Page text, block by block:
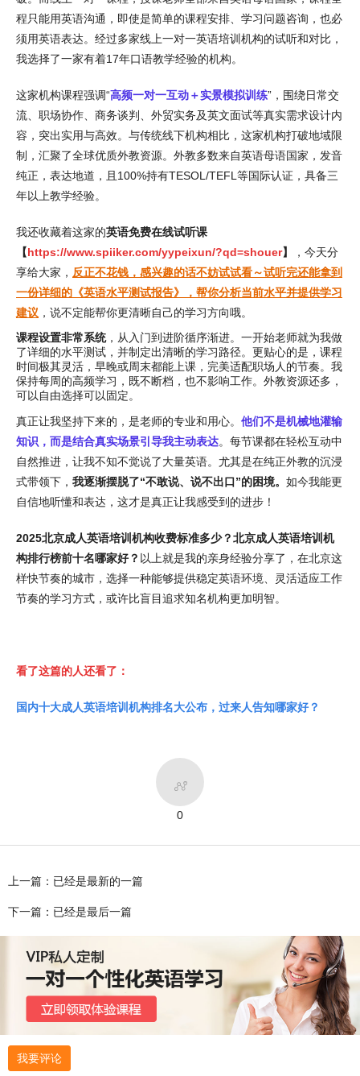
程只能用英语沟通，即使是简单的课程安排、学习问题咨询，也必
须用英语表达。经过多家线上一对一英语培训机构的试听和对比，
我选择了一家有着17年口语教学经验的机构。
这家机构课程强调“高频一对一互动＋实景模拟训练”，围绕日常交
流、职场协作、商务谈判、外贸实务及英文面试等真实需求设计内
容，突出实用与高效。与传统线下机构相比，这家机构打破地域限
制，汇聚了全球优质外教资源。外教多数来自英语母语国家，发音
纯正，表达地道，且100%持有TESOL/TEFL等国际认证，具备三
年以上教学经验。
我还收藏着这家的英语免费在线试听课
【https://www.spiiker.com/yypeixun/?qd=shouer】
，今天分
享给大家， 反正不花钱，感兴趣的话不妨试试看～试听完还能拿到
一份详细的《英语水平测试报告》，帮你分析当前水平并提供学习
建议 ，说不定能帮你更清晰自己的学习方向哦。
课程设置非常系统，从入门到进阶循序渐进。一开始老师就为我做
了详细的水平测试，并制定出清晰的学习路径。更贴心的是，课程
时间极其灵活，早晚或周末都能上课，完美适配职场人的节奏。我
保持每周的高频学习，既不断档，也不影响工作。外教资源还多，
可以自由选择可以固定。
真正让我坚持下来的，是老师的专业和用心。 他们不是机械地灌输
知识，而是结合真实场景引导我主动表达。每节课都在轻松互动中
自然推进，让我不知不觉说了大量英语。尤其是在纯正外教的沉浸
式带领下， 我逐渐摆脱了“不敢说、说不出口”的困境。 如今我能更
自信地听懂和表达，这才是真正让我感受到的进步！
2025北京成人英语培训机构收费标准多少？北京成人英语培训机
构排行榜前十名哪家好？ 以上就是我的亲身经验分享了，在北京这
样快节奏的城市，选择一种能够提供稳定英语环境、灵活适应工作
节奏的学习方式，或许比盲目追求知名机构更加明智。
看了这篇的人还看了：
国内十大成人英语培训机构排名大公布，过来人告知哪家好？

0
上一篇：已经是最新的一篇
下一篇：已经是最后一篇
我要评论